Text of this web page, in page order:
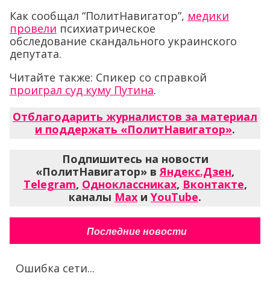
Как сообщал “ПолитНавигатор”, медики
провели психиатрическое
обследование скандального украинского
депутата.
Читайте также: Спикер со справкой
проиграл суд куму Путина.
Отблагодарить журналистов за материал
и поддержать «ПолитНавигатор».
Подпишитесь на новости
«ПолитНавигатор» в Яндекс.Дзен,
Telegram, Одноклассниках, Вконтакте,
каналы Max и YouTube.
Последние новости
Ошибка сети...